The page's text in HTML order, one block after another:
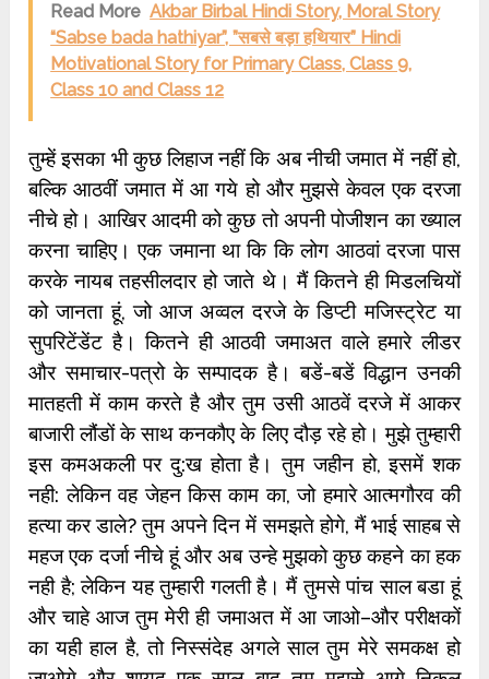
Read More Akbar Birbal Hindi Story, Moral Story
“Sabse bada hathiyar”, ”सबसे बड़ा हथियार” Hindi
Motivational Story for Primary Class, Class 9,
Class 10 and Class 12
तुम्‍हें इसका भी कुछ लिहाज नहीं कि अब नीची जमात में नहीं हो,
बल्कि आठवीं जमात में आ गये हो और मुझसे केवल एक दरजा
नीचे हो। आखिर आदमी को कुछ तो अपनी पोजीशन का ख्याल
करना चाहिए। एक जमाना था कि कि लोग आठवां दरजा पास
करके नायब तहसीलदार हो जाते थे। मैं कितने ही मिडलचियों
को जानता हूं, जो आज अव्‍वल दरजे के डिप्‍टी मजिस्‍ट्रेट या
सुपरिटेंडेंट है। कितने ही आठवी जमाअत वाले हमारे लीडर
और समाचार-पत्रो के सम्‍पादक है। बडें-बडें विद्धान उनकी
मातहती में काम करते है और तुम उसी आठवें दरजे में आकर
बाजारी लौंडों के साथ कनकौए के लिए दौड़ रहे हो। मुझे तुम्‍हारी
इस कमअकली पर दु:ख होता है। तुम जहीन हो, इसमें शक
नही: लेकिन वह जेहन किस काम का, जो हमारे आत्‍मगौरव की
हत्‍या कर डाले? तुम अपने दिन में समझते होगे, मैं भाई साहब से
महज एक दर्जा नीचे हूं और अब उन्‍हे मुझको कुछ कहने का हक
नही है; लेकिन यह तुम्‍हारी गलती है। मैं तुमसे पांच साल बडा हूं
और चाहे आज तुम मेरी ही जमाअत में आ जाओ–और परीक्षकों
का यही हाल है, तो निस्‍संदेह अगले साल तुम मेरे समकक्ष हो